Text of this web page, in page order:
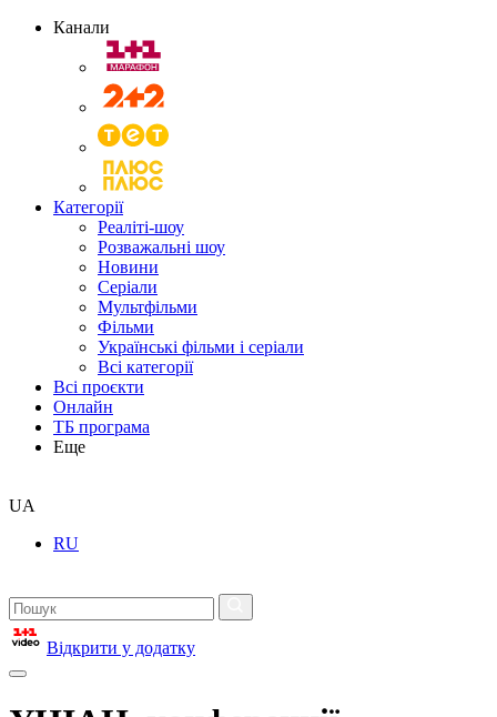
Канали
Категорії
Реаліті-шоу
Розважальні шоу
Новини
Серіали
Мультфільми
Фільми
Українські фільми і серіали
Всі категорії
Всі проєкти
Онлайн
ТБ програма
Еще
UA
RU
Відкрити у додатку